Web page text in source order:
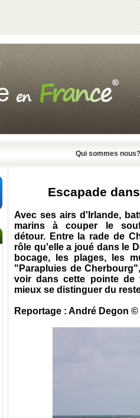
Qui sommes nous?
Escapade
Avec ses airs d'Irlande,
marins à couper le
détour. Entre la rade de
rôle qu'elle a joué dans le
bocage, les plages, les
"Parapluies de
voir dans cette pointe de
mieux se distinguer du
Reportage : André Degon ©